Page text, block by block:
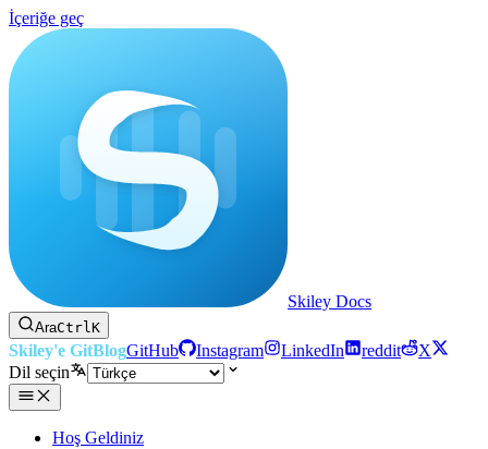
İçeriğe geç
Skiley Docs
AraCtrlK
Skiley'e GitBlogGitHub Instagram LinkedIn reddit
X
Dil seçin
Hoş Geldiniz